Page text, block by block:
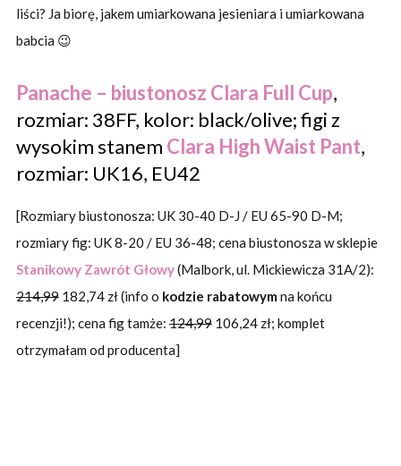
liści? Ja biorę, jakem umiarkowana jesieniara i umiarkowana
babcia 😉
Panache – biustonosz Clara Full Cup,
rozmiar: 38FF, kolor: black/olive; figi z
wysokim stanem Clara High Waist Pant,
rozmiar: UK16, EU42
[Rozmiary biustonosza: UK 30-40 D-J / EU 65-90 D-M;
rozmiary fig: UK 8-20 / EU 36-48; cena biustonosza w sklepie
Stanikowy Zawrót Głowy(Malbork, ul. Mickiewicza 31A/2):
214,99182,74 zł (info o kodzie rabatowym na końcu
recenzji!); cena fig tamże: 124,99106,24 zł; komplet
otrzymałam od producenta]